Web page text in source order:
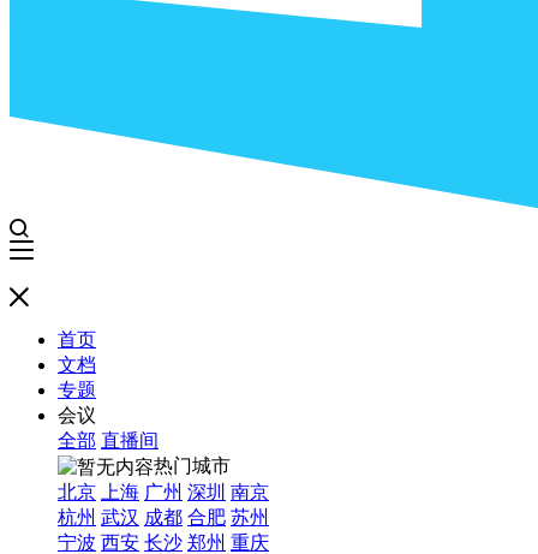
首页
文档
专题
会议
全部 直播间
热门城市
北京
上海 广州 深圳 南京
杭州 武汉 成都 合肥 苏州
宁波 西安 长沙 郑州 重庆